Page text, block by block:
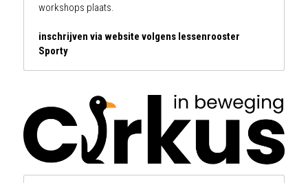
workshops plaats.
inschrijven via website volgens lessenrooster
Sporty